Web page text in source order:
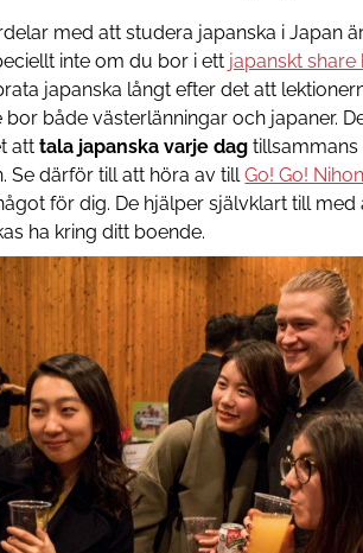
med att studera japanska i Japan
inte om du bor i ett japanskt share
japanska långt efter det att
bor både västerlänningar och japaner.
atttala japanska varje dag
Se därför till att höra av tillGo! Go! Nihon
för dig. De hjälper självklart till med
ha kring ditt boende.